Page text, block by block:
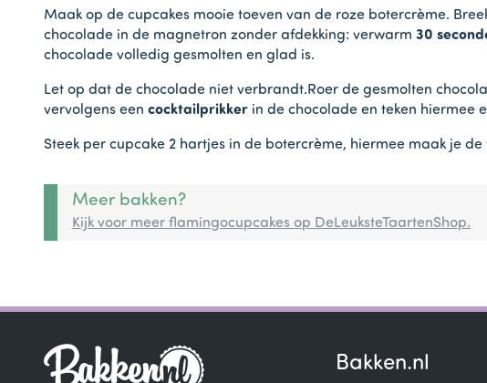
Maak op de cupcakes mooie toeven van de roze botercrème.
chocolade in de magnetron zonder afdekking: verwarm 30
chocolade volledig gesmolten en glad is.
Let op dat de chocolade niet verbrandt.Roer de gesmolten
vervolgens een cocktailprikker in de chocolade en teken hiermee
Steek per cupcake 2 hartjes in de botercrème, hiermee maak je
Meer bakken?
Kijk voor meer flamingocupcakes op DeLeuksteTaartenShop.
Bakken.nl